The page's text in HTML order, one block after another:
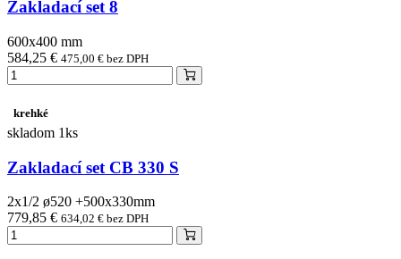
Zakladací set 8
600x400 mm
584,25 € 475,00 € bez DPH
krehké
skladom 1ks
Zakladací set CB 330 S
2x1/2 ø520 +500x330mm
779,85 € 634,02 € bez DPH